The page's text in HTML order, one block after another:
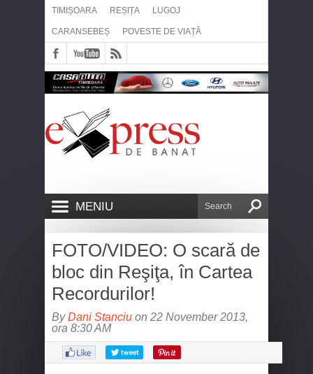
TIMIȘOARA REȘIȚA LUGOJ
CARANSEBEȘ POVESTE DE VIAȚĂ
MENIU
FOTO/VIDEO: O scară de
bloc din Reşiţa, în Cartea
Recordurilor!
ByDani Stanciu on 22 November 2013,
ora 8:30 AM